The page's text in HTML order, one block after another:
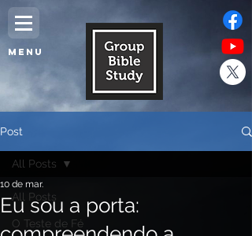
MENU
Post
All Posts
O Teste de Fé
All Posts
Eu sou a porta:
10 de mar.